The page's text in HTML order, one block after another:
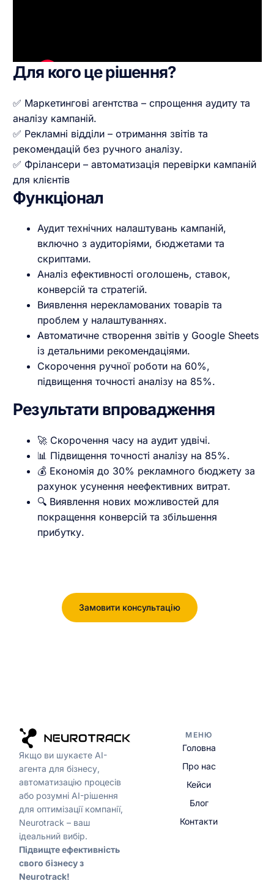
Для кого це рішення?
✅ Маркетингові агентства – спрощення аудиту та
аналізу кампаній.
✅ Рекламні відділи – отримання звітів та
рекомендацій без ручного аналізу.
✅ Фрілансери – автоматизація перевірки кампаній
для клієнтів
Функціонал
Аудит технічних налаштувань кампаній,
включно з аудиторіями, бюджетами та
скриптами.
Аналіз ефективності оголошень, ставок,
конверсій та стратегій.
Виявлення нерекламованих товарів та
проблем у налаштуваннях.
Автоматичне створення звітів у Google Sheets
із детальними рекомендаціями.
Скорочення ручної роботи на 60%,
підвищення точності аналізу на 85%.
Результати впровадження
🚀 Скорочення часу на аудит удвічі.
📊 Підвищення точності аналізу на 85%.
💰 Економія до 30% рекламного бюджету за
рахунок усунення неефективних витрат.
🔍 Виявлення нових можливостей для
покращення конверсій та збільшення
прибутку.
Замовити консультацію
Якщо ви шукаєте AI-
агента для бізнесу,
автоматизацію процесів
або розумні AI-рішення
для оптимізації компанії,
Neurotrack – ваш
ідеальний вибір.
Підвищте ефективність
свого бізнесу з
Neurotrack!
МЕНЮ
Головна
Про нас
Кейси
Блог
Контакти